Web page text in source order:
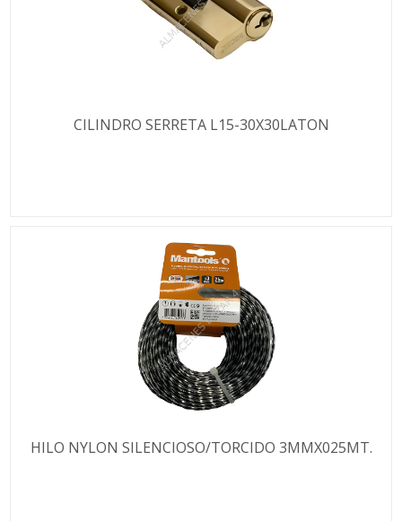
CILINDRO SERRETA L15-30X30LATON
HILO NYLON SILENCIOSO/TORCIDO 3MMX025MT.